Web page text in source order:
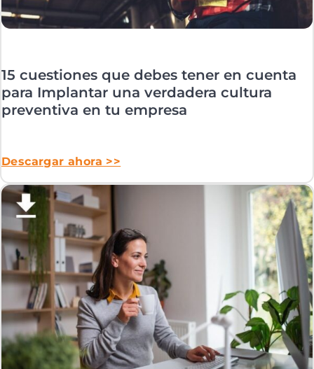
15 cuestiones que debes tener en cuenta
para Implantar una verdadera cultura
preventiva en tu empresa
Descargar ahora >>